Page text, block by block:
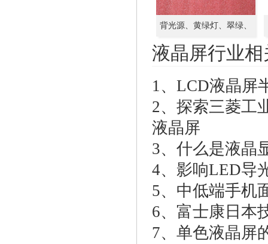
背光源、黄绿灯、翠绿、
白光、橙光、侧背光、底
液晶屏行业
1、 LCD液晶屏
2、 探索三菱工
液晶屏
3、 什么是液晶
4、 影响LED导
5、 中低端手机
6、 富士康日本
7、 单色液晶屏